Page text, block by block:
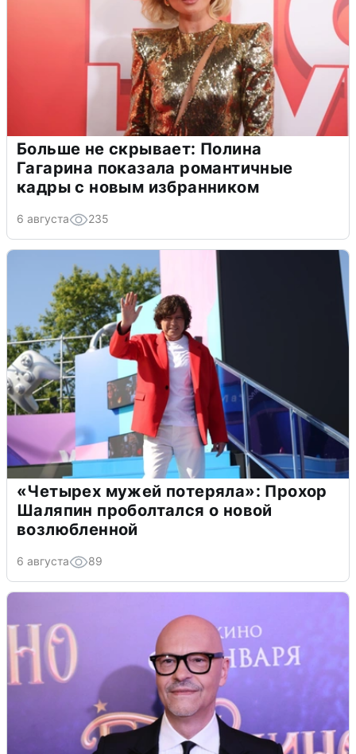
Больше не скрывает: Полина
Гагарина показала романтичные
кадры с новым избранником
6 августа 235
«Четырех мужей потеряла»: Прохор
Шаляпин проболтался о новой
возлюбленной
6 августа 89